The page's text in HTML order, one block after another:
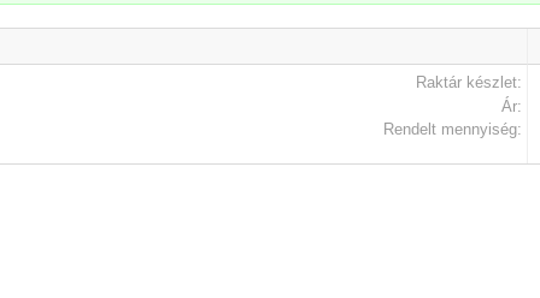
Raktár készlet:
Ár:
Rendelt mennyiség: